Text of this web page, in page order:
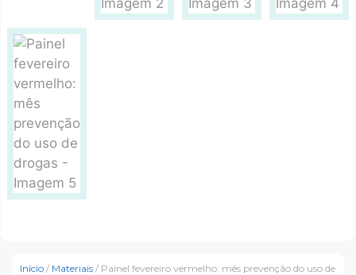
Início / Materiais / Painel fevereiro vermelho: mês prevenção do uso de